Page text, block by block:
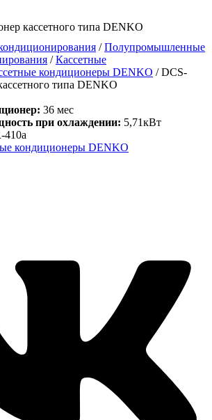
кассетного типа DENKO
/Полупромышленные
/Кассетные
кондиционеры DENKO / DCS-
типа DENKO
36 мес
при охлаждении: 5,71кВт
410a
кондиционеры DENKO